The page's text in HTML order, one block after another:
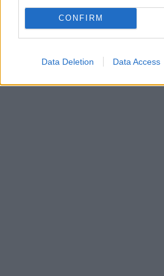
CONFIRM
Data Deletion Data Access